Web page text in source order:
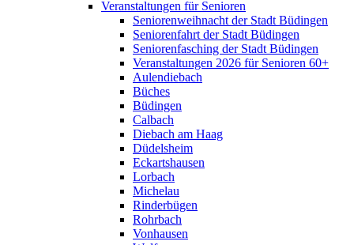
Veranstaltungen für Senioren
Seniorenweihnacht der Stadt Büdingen
Seniorenfahrt der Stadt Büdingen
Seniorenfasching der Stadt Büdingen
Veranstaltungen 2026 für Senioren 60+
Aulendiebach
Büches
Büdingen
Calbach
Diebach am Haag
Düdelsheim
Eckartshausen
Lorbach
Michelau
Rinderbügen
Rohrbach
Vonhausen